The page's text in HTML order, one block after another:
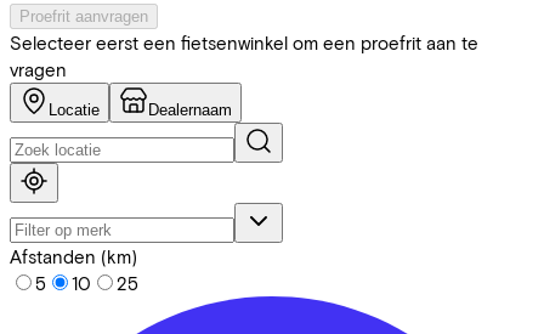
Proefrit aanvragen
Selecteer eerst een fietsenwinkel om een proefrit aan te
vragen
Locatie Dealernaam
Afstanden (km)
5
10 25